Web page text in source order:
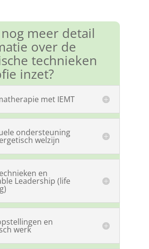
meer detail
over de
technieken
inzet?
met IEMT
ondersteuning
welzijn
en
Leadership (life
en
werk